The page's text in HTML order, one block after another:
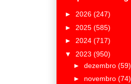
► 2026 (247)
► 2025 (585)
► 2024 (717)
▼ 2023 (950)
► dezembro (59)
► novembro (74)